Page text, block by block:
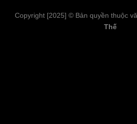
Copyright [2025] © Bản quyền thuộc
Thế